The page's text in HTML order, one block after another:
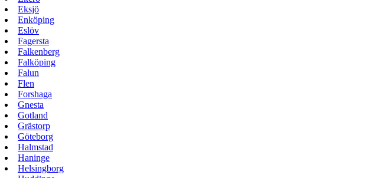
Eksjö
Enköping
Eslöv
Fagersta
Falkenberg
Falköping
Falun
Flen
Forshaga
Gnesta
Gotland
Grästorp
Göteborg
Halmstad
Haninge
Helsingborg